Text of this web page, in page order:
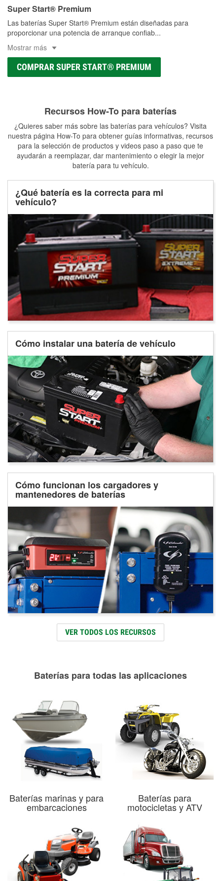
Super Start® Premium
Las baterías Super Start® Premium están diseñadas para
proporcionar una potencia de arranque confiab...
Mostrar más
COMPRAR SUPER START® PREMIUM
Recursos How-To para baterías
¿Quieres saber más sobre las baterías para vehículos? Visita
nuestra página How-To para obtener guías informativas, recursos
para la selección de productos y videos paso a paso que te
ayudarán a reemplazar, dar mantenimiento o elegir la mejor
batería para tu vehículo.
¿Qué batería es la correcta para mi
vehículo?
Cómo instalar una batería de vehículo
Cómo funcionan los cargadores y
mantenedores de baterías
VER TODOS LOS RECURSOS
Baterías para todas las aplicaciones
Baterías marinas y para
embarcaciones
Baterías para
motocicletas y ATV